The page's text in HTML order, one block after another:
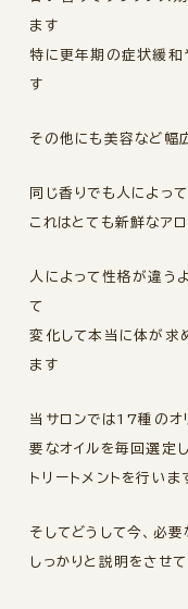
ます
特に更年期の症状緩和
す
その他にも美容など幅
同じ香りでも人によっ
これはとても新鮮なア
人によって性格が違う
て
変化して本当に体が求
ます
当サロンでは17種のオ
要なオイルを毎回選定し
トリートメントを行いま
そしてどうして今、必
しっかりと説明をさせ